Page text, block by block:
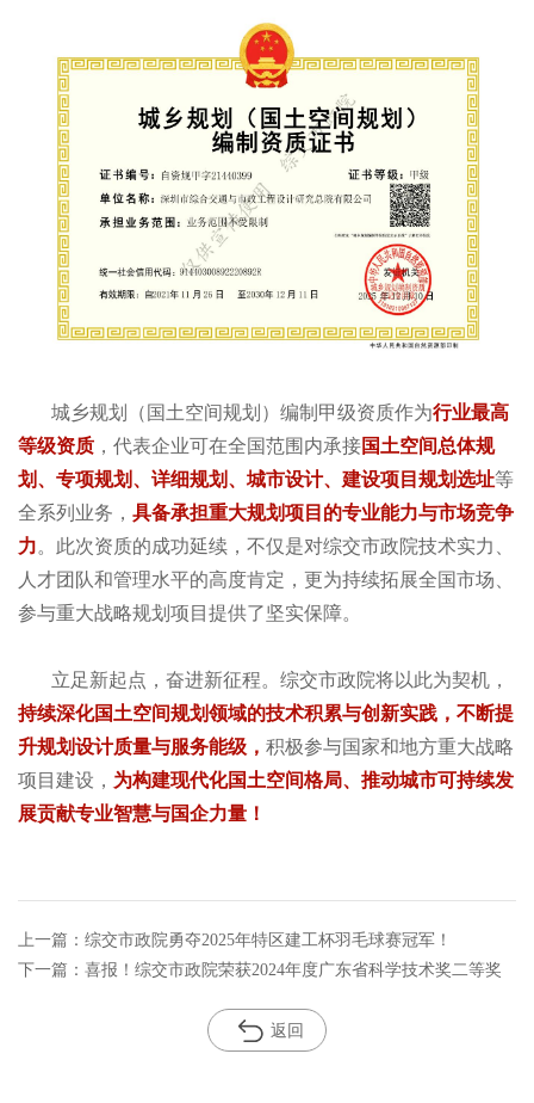
城乡规划（国土空间规划）编制甲级资质作为行业最高
等级资质 ，代表企业可在全国范围内承接国土空间总体规
划、专项规划、详细规划、城市设计、建设项目规划选址等
全系列业务， 具备承担重大规划项目的专业能力与市场竞争
力。此次资质的成功延续，不仅是对综交市政院技术实力、
人才团队和管理水平的高度肯定，更为持续拓展全国市场、
参与重大战略规划项目提供了坚实保障。
立足新起点，奋进新征程。综交市政院将以此为契机，
持续深化国土空间规划领域的技术积累与创新实践， 不断提
升规划设计质量与服务能级， 积极参与国家和地方重大战略
项目建设， 为构建现代化国土空间格局、 推动城市可持续发
展贡献专业智慧与国企力量！
上一篇：综交市政院勇夺2025年特区建工杯羽毛球赛冠军！
下一篇：喜报！综交市政院荣获2024年度广东省科学技术奖二等奖
返回